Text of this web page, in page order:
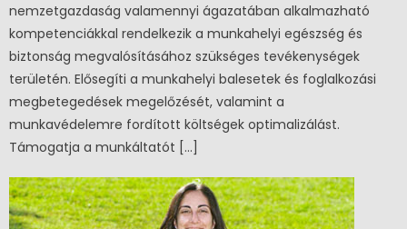
nemzetgazdaság valamennyi ágazatában alkalmazható
kompetenciákkal rendelkezik a munkahelyi egészség és
biztonság megvalósításához szükséges tevékenységek
területén. Elősegíti a munkahelyi balesetek és foglalkozási
megbetegedések megelőzését, valamint a
munkavédelemre fordított költségek optimalizálást.
Támogatja a munkáltatót […]